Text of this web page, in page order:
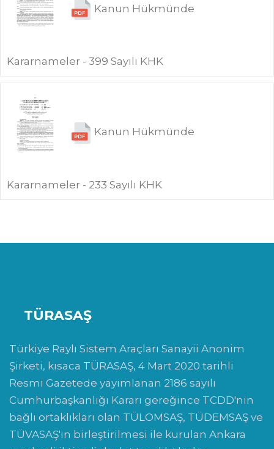
Kanun Hükmünde
Kararnameler - 399 Sayılı KHK
Kanun Hükmünde
Kararnameler - 233 Sayılı KHK
TÜRASAŞ
Türkiye Raylı Sistem Araçları Sanayii Anonim
Şirketi, kısaca TÜRASAŞ, 4 Mart 2020 tarihli
Resmi Gazetede yayımlanan 2186 sayılı
Cumhurbaşkanlığı Kararı gereğince TCDD'nin
bağlı ortaklıkları olan TÜLOMSAŞ, TÜDEMSAŞ ve
TÜVASAŞ'ın birleştirilmesi ile kurulan Ankara